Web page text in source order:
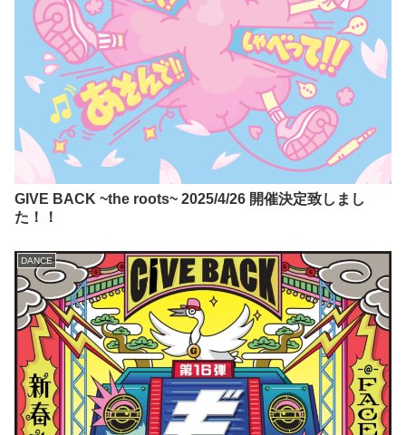
GIVE BACK ~the roots~ 2025/4/26 開催決定致しまし
た！！
DANCE